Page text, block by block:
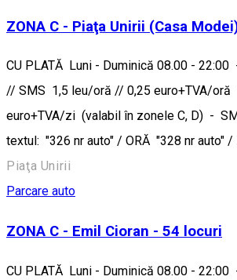
ZONA C - Piaţa Unirii (Casa
CU PLATĂ Luni - Duminică 08.00 -
// SMS 1,5 leu/oră // 0,25 euro+TVA/
euro+TVA/zi (valabil în zonele C, D) -
textul: "326 nr auto" / ORĂ "328 nr auto" /
Piaţa Unirii
Parcare auto
ZONA C - Emil Cioran - 54 locuri
CU PLATĂ Luni - Duminică 08.00 -